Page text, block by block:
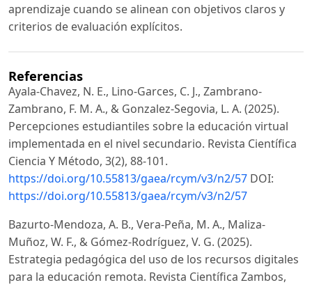
aprendizaje cuando se alinean con objetivos claros y
criterios de evaluación explícitos.
Referencias
Ayala-Chavez, N. E., Lino-Garces, C. J., Zambrano-
Zambrano, F. M. A., & Gonzalez-Segovia, L. A. (2025).
Percepciones estudiantiles sobre la educación virtual
implementada en el nivel secundario. Revista Científica
Ciencia Y Método, 3(2), 88-101.
https://doi.org/10.55813/gaea/rcym/v3/n2/57 DOI:
https://doi.org/10.55813/gaea/rcym/v3/n2/57
Bazurto-Mendoza, A. B., Vera-Peña, M. A., Maliza-
Muñoz, W. F., & Gómez-Rodríguez, V. G. (2025).
Estrategia pedagógica del uso de los recursos digitales
para la educación remota. Revista Científica Zambos,